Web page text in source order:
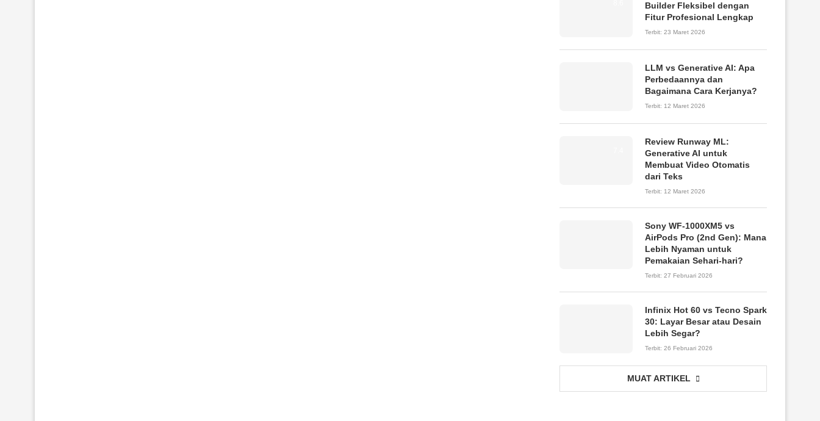
Builder Fleksibel dengan
Fitur Profesional Lengkap
Terbit: 23 Maret 2026
LLM vs Generative AI: Apa
Perbedaannya dan
Bagaimana Cara Kerjanya?
Terbit: 12 Maret 2026
Review Runway ML:
Generative AI untuk
Membuat Video Otomatis
dari Teks
Terbit: 12 Maret 2026
Sony WF-1000XM5 vs
AirPods Pro (2nd Gen): Mana
Lebih Nyaman untuk
Pemakaian Sehari-hari?
Terbit: 27 Februari 2026
Infinix Hot 60 vs Tecno Spark
30: Layar Besar atau Desain
Lebih Segar?
Terbit: 26 Februari 2026
MUAT ARTIKEL